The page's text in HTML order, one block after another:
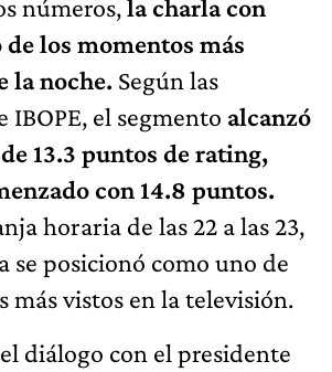
números,la charla con
los momentos más
la noche. Según las
IBOPE, el segmento alcanzó
13.3 puntos de rating,
con 14.8 puntos.
horaria de las 22 a las 23,
se posicionó como uno de
más vistos en la televisión.
diálogo con el presidente